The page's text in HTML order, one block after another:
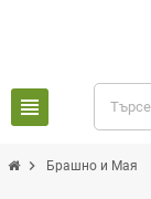
view_headline
chevron_right Брашно и Мая